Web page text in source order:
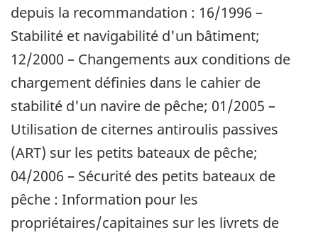
depuis la recommandation : 16/1996 –
Stabilité et navigabilité d'un bâtiment;
12/2000 – Changements aux conditions de
chargement définies dans le cahier de
stabilité d'un navire de pêche; 01/2005 –
Utilisation de citernes antiroulis passives
(ART) sur les petits bateaux de pêche;
04/2006 – Sécurité des petits bateaux de
pêche : Information pour les
propriétaires/capitaines sur les livrets de